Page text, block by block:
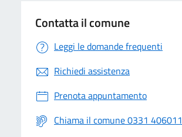
Contatta il comune
Leggi le domande frequenti
Richiedi assistenza
Prenota appuntamento
Chiama il comune 0331 406011